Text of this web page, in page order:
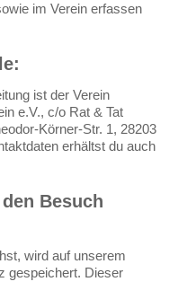
im Verein erfassen
ist der Verein
e.V., c/o Rat & Tat
Körner-Str. 1, 28203
erhältst du auch
Besuch
wird auf unserem
gespeichert. Dieser